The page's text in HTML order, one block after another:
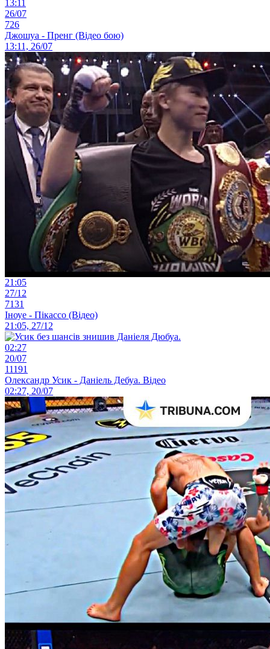
13:11
26/07
726
Джошуа - Пренг (Відео бою)
13:11, 26/07
21:05
27/12
7131
Іноуе - Пікассо (Відео)
21:05, 27/12
02:27
20/07
11191
Олександр Усик - Даніель Дебуа. Відео
02:27, 20/07